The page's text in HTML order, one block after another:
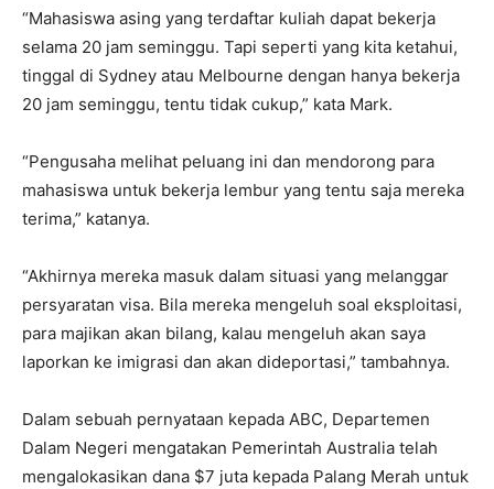
“Mahasiswa asing yang terdaftar kuliah dapat bekerja
selama 20 jam seminggu. Tapi seperti yang kita ketahui,
tinggal di Sydney atau Melbourne dengan hanya bekerja
20 jam seminggu, tentu tidak cukup,” kata Mark.
“Pengusaha melihat peluang ini dan mendorong para
mahasiswa untuk bekerja lembur yang tentu saja mereka
terima,” katanya.
“Akhirnya mereka masuk dalam situasi yang melanggar
persyaratan visa. Bila mereka mengeluh soal eksploitasi,
para majikan akan bilang, kalau mengeluh akan saya
laporkan ke imigrasi dan akan dideportasi,” tambahnya.
Dalam sebuah pernyataan kepada ABC, Departemen
Dalam Negeri mengatakan Pemerintah Australia telah
mengalokasikan dana $7 juta kepada Palang Merah untuk